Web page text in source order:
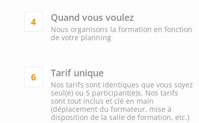
4 Quand vous voulez
Nous organisons la formation en fonction
de votre planning
6 Tarif unique
Nos tarifs sont identiques que vous soyez
seul(e) ou 5 participant(e)s. Nos tarifs
sont tout inclus et clé en main
(déplacement du formateur, mise à
disposition de la salle de formation, etc.)